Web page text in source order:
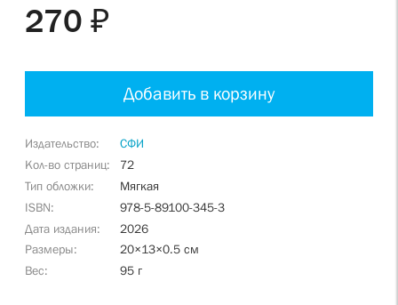
270 ₽
Добавить в корзину
Издательство
СФИ
Кол-во страниц
72
Тип обложки
Мягкая
ISBN
978-5-89100-345-3
Дата издания
2026
Размеры
20×13×0.5 см
Вес
95 г